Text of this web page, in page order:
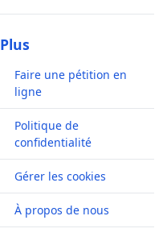
Plus
Faire une pétition en
ligne
Politique de
confidentialité
Gérer les cookies
À propos de nous